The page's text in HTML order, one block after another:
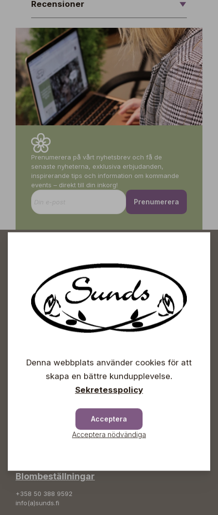
Recensioner
Prenumerera på vårt nyhetsbrev och få de
senaste nyheterna, exklusiva erbjudanden,
inspirerande tips och information om kommande
events – direkt till din inkorg!
Prenumerera
Sunds Trädgårdscenter
Söndagar Självbetjäning
Info & växel
Sunds Trädgård Ab
Blombeställningar
+358 50 388 9592
info(a)sunds.fi
Denna webbplats använder cookies för att
skapa en bättre kundupplevelse.
Sekretesspolicy
Acceptera
Acceptera nödvändiga